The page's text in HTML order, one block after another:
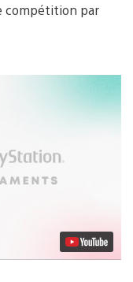
compétition par